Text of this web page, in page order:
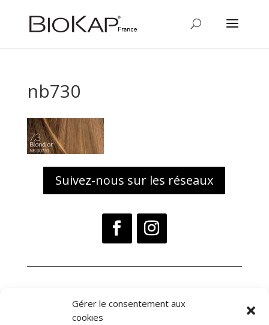
Gérer le consentement aux
cookies
nb730
Suivez-nous sur les réseaux